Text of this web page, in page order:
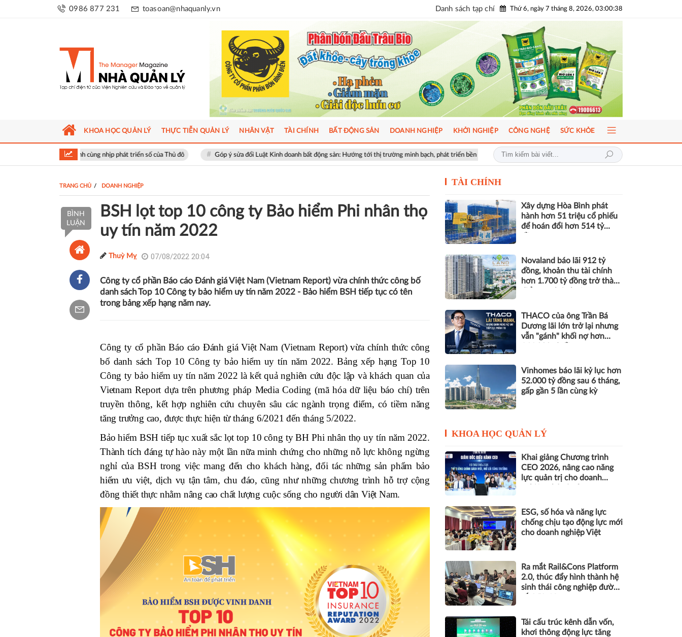
0986 877 231 toasoan@nhaquanly.vn Danh sách tạp chí Thứ 6, ngày 7 tháng 8, 2026, 03:00:40
hành cùng nhịp phát triển số của Thủ đô Góp ý sửa đổi Luật Kinh doanh bất động sản: Hướng tới thị trường minh bạch, phát triển bền vững Hơn 1.000 căn nhà tại dự án Aqua City đang thế chấp ngân hàng, chủ đầu
KHOA HỌC QUẢN LÝ THỰC TIỄN QUẢN LÝ NHÂN VẬT TÀI CHÍNH BẤT ĐỘNG SẢN DOANH NGHIỆP KHỞI NGHIỆP CÔNG NGHỆ SỨC KHỎE
TRANG CHỦ DOANH NGHIỆP
BÌNH
LUẬN
BSH lọt top 10 công ty Bảo hiểm Phi nhân thọ
uy tín năm 2022
Thuỳ Mỵ 07/08/2022 20:04
Công ty cổ phần Báo cáo Đánh giá Việt Nam (Vietnam Report) vừa chính thức công bố
danh sách Top 10 Công ty bảo hiểm uy tín năm 2022 - Bảo hiểm BSH tiếp tục có tên
trong bảng xếp hạng năm nay.
Công ty cổ phần Báo cáo Đánh giá Việt Nam (Vietnam Report) vừa chính thức công
bố danh sách Top 10 Công ty bảo hiểm uy tín năm 2022. Bảng xếp hạng Top 10
Công ty bảo hiểm uy tín năm 2022 là kết quả nghiên cứu độc lập và khách quan của
Vietnam Report dựa trên phương pháp Media Coding (mã hóa dữ liệu báo chí) trên
truyền thông, kết hợp nghiên cứu chuyên sâu các ngành trọng điểm, có tiềm năng
tăng trưởng cao, được thực hiện từ tháng 6/2021 đến tháng 5/2022.
Bảo hiểm BSH tiếp tục xuất sắc lọt top 10 công ty BH Phi nhân thọ uy tín năm 2022.
Thành tích đáng tự hào này một lần nữa minh chứng cho những nỗ lực không ngừng
nghỉ của BSH trong việc mang đến cho khách hàng, đối tác những sản phẩm bảo
hiểm ưu việt, dịch vụ tận tâm, chu đáo, cũng như những chương trình hỗ trợ cộng
đồng thiết thực nhằm nâng cao chất lượng cuộc sống cho người dân Việt Nam.
TÀI CHÍNH
Xây dựng Hòa Bình phát
hành hơn 51 triệu cổ phiếu
để hoán đổi hơn 514 tỷ
Novaland báo lãi 912 tỷ
đồng, khoản thu tài chính
hơn 1.700 tỷ đồng trở thành
THACO của ông Trần Bá
Dương lãi lớn trở lại nhưng
vẫn "gánh" khối nợ hơn
Vinhomes báo lãi kỷ lục hơn
52.000 tỷ đồng sau 6 tháng,
gấp gần 5 lần cùng kỳ
KHOA HỌC QUẢN LÝ
Khai giảng Chương trình
CEO 2026, nâng cao năng
lực quản trị cho doanh
ESG, số hóa và năng lực
chống chịu tạo động lực mới
cho doanh nghiệp Việt
Ra mắt Rail&Cons Platform
2.0, thúc đẩy hình thành hệ
sinh thái công nghiệp đường
Tái cấu trúc kênh dẫn vốn,
khơi thông động lực tăng